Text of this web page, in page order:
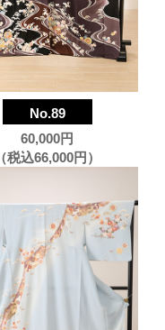
No.89
60,000円
（税込66,000円）